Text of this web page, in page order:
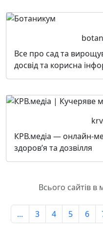
Все про сад та
досвід та корисна
КРВ.медіа — онлайн-
здоров’я та дозвілля
Всього сайтів в
... 3 4 5 6